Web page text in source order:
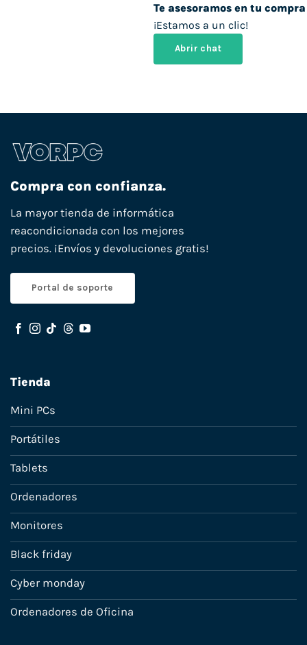
Te asesoramos en tu compra
¡Estamos a un clic!
Abrir chat
Compra con confianza.
La mayor tienda de informática
reacondicionada con los mejores
precios. ¡Envíos y devoluciones gratis!
Portal de soporte
Tienda
Mini PCs
Portátiles
Tablets
Ordenadores
Monitores
Black friday
Cyber monday
Ordenadores de Oficina